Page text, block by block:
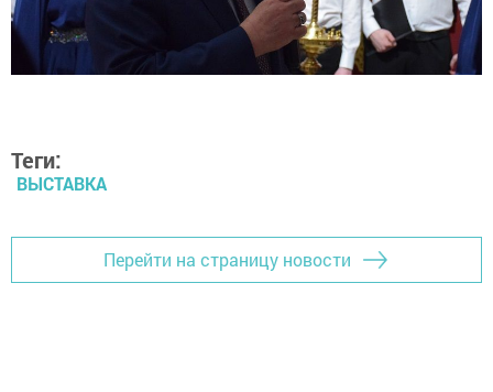
Теги:
ВЫСТАВКА
Перейти на страницу новости